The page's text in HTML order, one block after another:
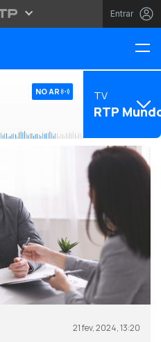
Entrar
NO AR TV
RTP
21 fev, 2024, 13:20